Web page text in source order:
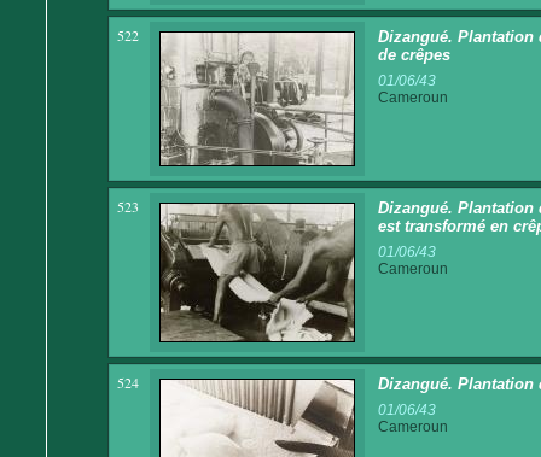
522
Dizangué. Plantation
de crêpes
01/06/43
Cameroun
523
Dizangué. Plantation
est transformé en
01/06/43
Cameroun
524 Dizangué. Plantation
01/06/43
Cameroun